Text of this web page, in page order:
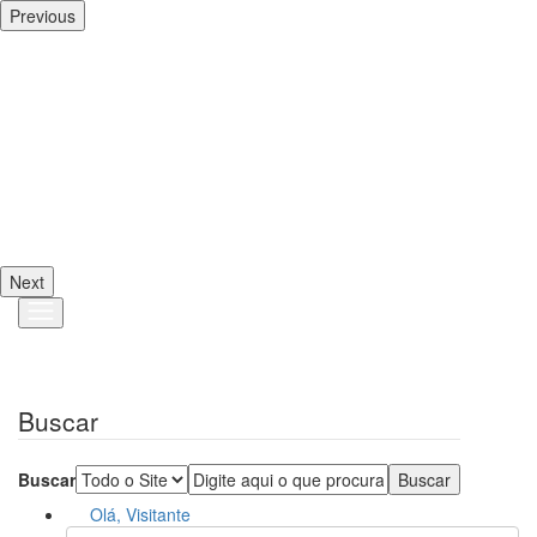
Previous
Next
Buscar
Buscar
Olá, Visitante